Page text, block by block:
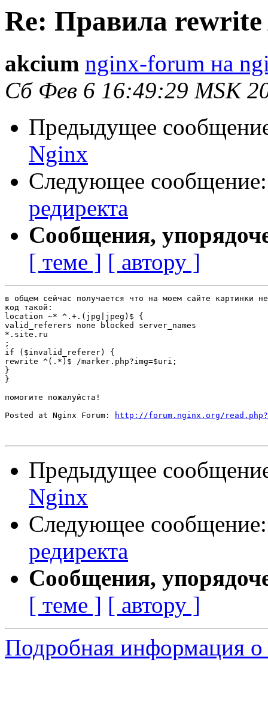
Re: Правила rewrite
akcium nginx-forum на
Сб Фев 6 16:49:29 MSK
Предыдущее
Nginx
Следующее
редиректа
Сообщения,
[ теме ] [ автору ]
в общем сейчас получается что на моем сайте картинки
код такой:
location ~* ^.+.(jpg|jpeg)$ {
valid_referers none blocked server_names
*.site.ru
;
if ($invalid_referer) {
rewrite ^(.*)$ /marker.php?img=$uri;
}
}
помогите пожалуйста!
Posted at Nginx Forum:
http://forum.nginx.org/
Предыдущее
Nginx
Следующее
редиректа
Сообщения,
[ теме ] [ автору ]
Подробная информация